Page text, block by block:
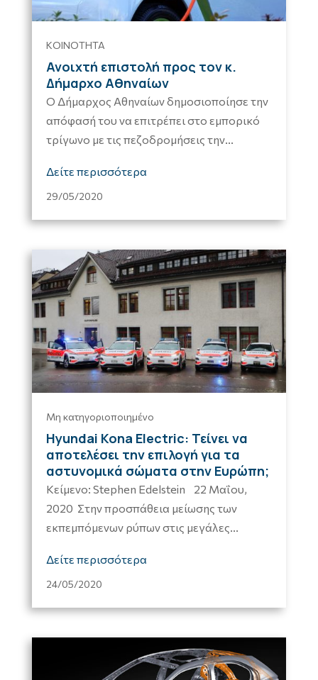
Ανοιχτή επιστολή προς τον κ.
Δήμαρχο Αθηναίων
29/05/2020
ΚΟΙΝΟΤΗΤΑ
Ο Δήμαρχος Αθηναίων δημοσιοποίησε την
απόφασή του να επιτρέπει στο εμπορικό
τρίγωνο με τις πεζοδρομήσεις την...
Δείτε περισσότερα
Hyundai Kona Electric: Τείνει να
αποτελέσει την επιλογή για τα
αστυνομικά σώματα στην Ευρώπη;
24/05/2020
Μη κατηγοριοποιημένο
Κείμενο: Stephen Edelstein 22 Μαΐου,
2020 Στην προσπάθεια μείωσης των
εκπεμπόμενων ρύπων στις μεγάλες...
Δείτε περισσότερα